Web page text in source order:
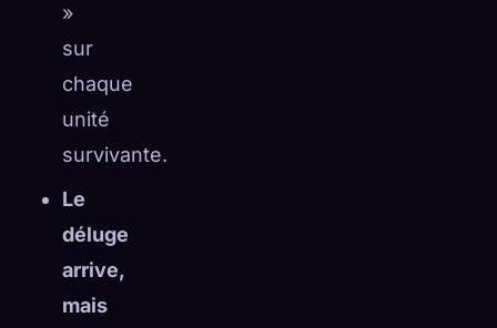
»
sur
chaque
unité
survivante.
Le
déluge
arrive,
mais